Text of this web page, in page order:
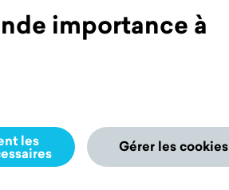
importance à
les Gérer les cookies